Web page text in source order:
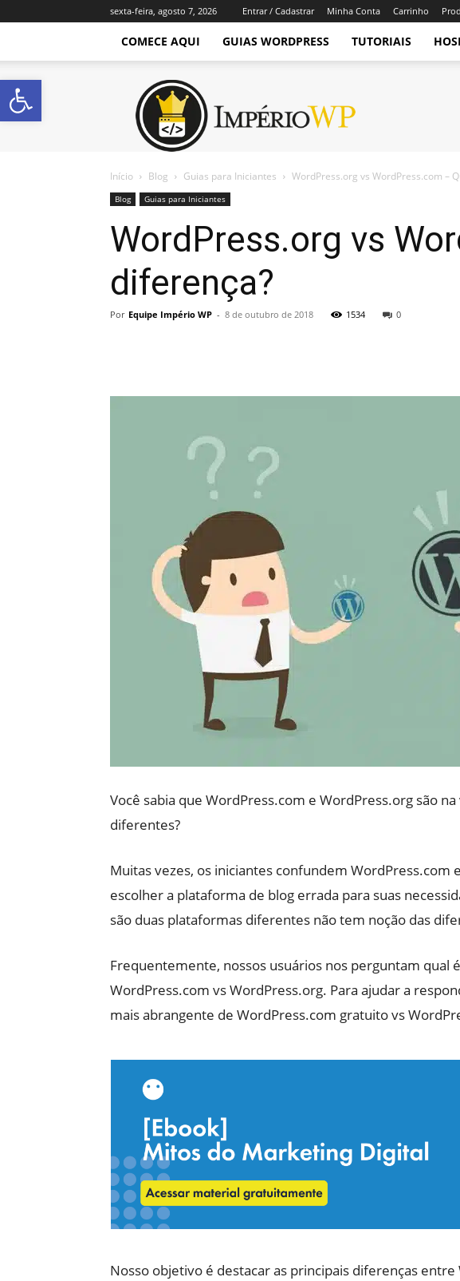
sexta-feira, agosto 7, 2026 Entrar / Cadastrar Minha Conta Carrinho
COMECE AQUI GUIAS WORDPRESS TUTORIAIS
Império
WordPress
Início Blog Guias para Iniciantes WordPress.org vs WordPress.com –
Blog Guias para Iniciantes
WordPress.org vs
diferença?
Por Equipe Império WP - 8 de outubro de 2018 1534 0
Você sabia que WordPress.com e WordPress.org são
diferentes?
Muitas vezes, os iniciantes confundem WordPress.com
escolher a plataforma de blog errada para suas
são duas plataformas diferentes não tem noção das
Frequentemente, nossos usuários nos perguntam qual
WordPress.com vs WordPress.org. Para ajudar a
mais abrangente de WordPress.com gratuito vs
Nosso objetivo é destacar as principais diferenças
Abrir a barra de ferramentas